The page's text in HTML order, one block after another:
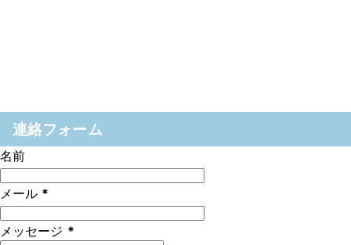
連絡フォーム
名前
メール *
メッセージ *